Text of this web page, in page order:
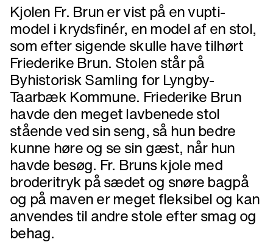
Kjolen Fr. Brun er vist på en vupti-
model i krydsfinér, en model af en stol,
som efter sigende skulle have tilhørt
Friederike Brun. Stolen står på
Byhistorisk Samling for Lyngby-
Taarbæk Kommune. Friederike Brun
havde den meget lavbenede stol
stående ved sin seng, så hun bedre
kunne høre og se sin gæst, når hun
havde besøg. Fr. Bruns kjole med
broderitryk på sædet og snøre bagpå
og på maven er meget fleksibel og kan
anvendes til andre stole efter smag og
behag.